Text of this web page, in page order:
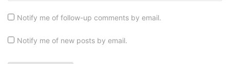
Notify me of follow-up comments by email.
Notify me of new posts by email.